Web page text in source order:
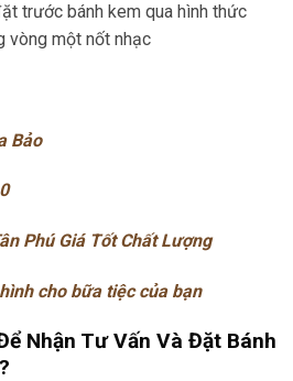
trước bánh kem qua hình thức
vòng một nốt nhạc
Bảo
Phú Giá Tốt Chất Lượng
cho bữa tiệc của bạn
Nhận Tư Vấn Và Đặt Bánh